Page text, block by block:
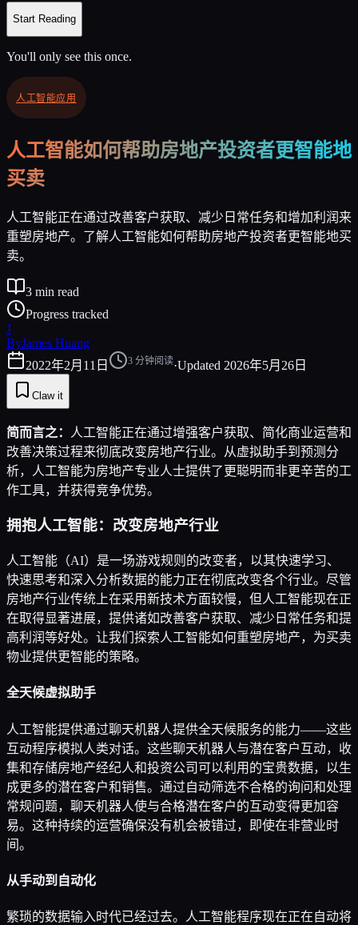
Start Reading
You'll only see this once.
人工智能应用
人工智能如何帮助房地产投资者更智能地
买卖
人工智能正在通过改善客户获取、减少日常任务和增加利润来
重塑房地产。了解人工智能如何帮助房地产投资者更智能地买
卖。
3 min read
Progress tracked
J
ByJames Huang
2022年2月11日
3 分钟阅读·Updated 2026年5月26日
Claw it
简而言之：
人工智能正在通过增强客户获取、简化商业运营和
改善决策过程来彻底改变房地产行业。从虚拟助手到预测分
析，人工智能为房地产专业人士提供了更聪明而非更辛苦的工
作工具，并获得竞争优势。
拥抱人工智能：改变房地产行业
人工智能（AI）是一场游戏规则的改变者，以其快速学习、
快速思考和深入分析数据的能力正在彻底改变各个行业。尽管
房地产行业传统上在采用新技术方面较慢，但人工智能现在正
在取得显著进展，提供诸如改善客户获取、减少日常任务和提
高利润等好处。让我们探索人工智能如何重塑房地产，为买卖
物业提供更智能的策略。
全天候虚拟助手
人工智能提供通过聊天机器人提供全天候服务的能力——这些
互动程序模拟人类对话。这些聊天机器人与潜在客户互动，收
集和存储房地产经纪人和投资公司可以利用的宝贵数据，以生
成更多的潜在客户和销售。通过自动筛选不合格的询问和处理
常规问题，聊天机器人使与合格潜在客户的互动变得更加容
易。这种持续的运营确保没有机会被错过，即使在非营业时
间。
从手动到自动化
繁琐的数据输入时代已经过去。人工智能程序现在正在自动将